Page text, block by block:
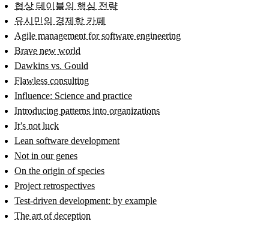
협상 테이블의 핵심 전략
유시민의 경제학 카페
Agile management for software engineering
Brave new world
Dawkins vs. Gould
Flawless consulting
Influence: Science and practice
Introducing patterns into organizations
It’s not luck
Lean software development
Not in our genes
On the origin of species
Project retrospectives
Test-driven development: by example
The art of deception